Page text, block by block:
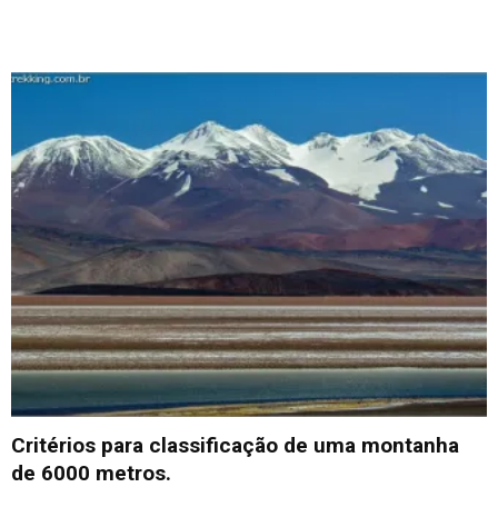
Critérios para classificação de uma montanha
de 6000 metros.